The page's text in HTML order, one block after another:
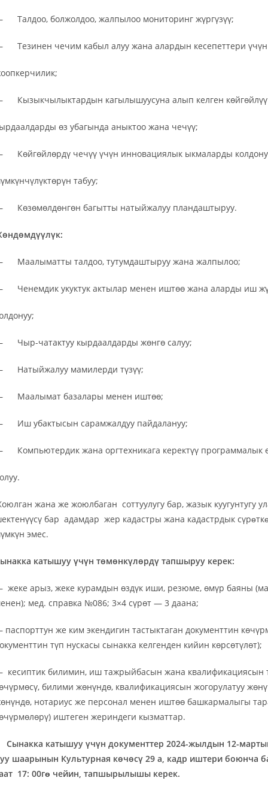
Талдоо, болжолдоо, жалпылоо мониторинг жүргүзүү;
Тезинен чечим кабыл алуу жана алардын кесепеттери үчүн
Кызыкчылыктардын кагылышуусуна алып келген көйгөйлүү
өз убагында аныктоо жана чечүү;
Көйгөйлөрдү чечүү үчүн инновациялык ыкмаларды
табуу;
Көзөмөлдөнгөн багытты натыйжалуу пландаштыруу.
Маалыматты талдоо, тутумдаштыруу жана жалпылоо;
Ченемдик укуктук актылар менен иштөө жана аларды иш
Чыр-чатактуу кырдаалдарды жөнгө салуу;
Натыйжалуу мамилерди түзүү;
Маалымат базалары менен иштөө;
Иш убактысын сарамжалдуу пайдалануу;
Компьютердик жана оргтехникага керектүү программалык
жана же жоюлбаган соттуулугу бар, жазык куугунтугу
бар адамдар жер кадастры жана кадастрдык
эмес.
катышуу үчүн төмөнкүлөрдү тапшыруу керек:
жеке арыз, жеке курамдын өздүк иши, резюме, өмүр баяны
мед. справка №086; 3×4 сүрөт — 3 даана;
паспорттун же ким экендигин тастыктаган документтин
түп нускасы сынакка келгенден кийин көрсөтүлөт);
кесиптик билимин, иш тажрыйбасын жана квалификациясын
билими жөнүндө, квалификациясын жогорулатуу
нотариус же персонал менен иштөө башкармалыгы
иштеген жериндеги кызматтар.
Сынакка катышуу үчүн документтер 2024-жылдын 12-
шаарынын Культурная көчөсү 29 а, кадр иштери боюнча
17: 00гɵ чейин, тапшырылышы керек.